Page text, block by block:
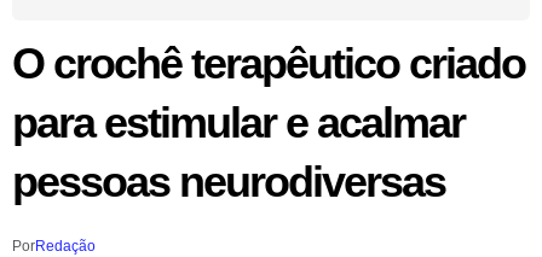
O crochê terapêutico criado
para estimular e acalmar
pessoas neurodiversas
PorRedação